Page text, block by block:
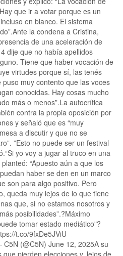
que ir a votar porque es un
en blanco. El sistema
la condena a Cristina,
de una aceleración de
dije que no había apellidos
Tiene que haber vocación de
virtudes porque sí, las tenés
muy contento que las voces
conocidas. Hay cosas mucho
más o menos”.La autocrítica
contra la propia oposición por
y señaló que es “muy
a discutir y que no se
”Esto no puede ser un festival
yo voy a jugar al truco en una
“Apuesto aún a que los
haber se den en un marco
son para algo positivo. Pero
queda muy lejos de lo que tiene
que, si no estamos nosotros y
posibilidades”.?️Máximo
tomar estado mediático"?
t.co/9fxDe5JViU
(@C5N) June 12, 2025A su
pierden elecciones y, lejos de